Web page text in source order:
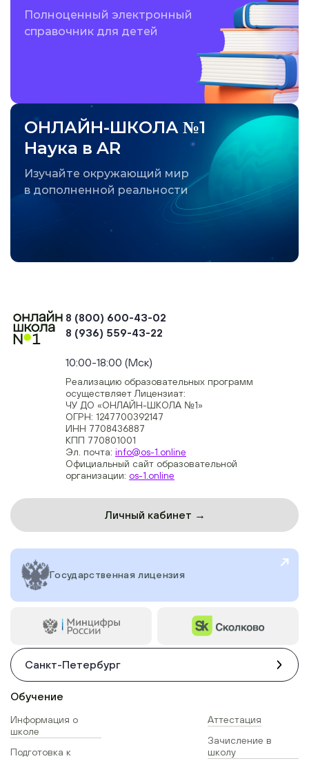
Полноценный электронный
справочник для детей
ОНЛАЙН-ШКОЛА №1
Наука в AR
Изучайте окружающий мир
в дополненной реальности
8 (800) 600-43-02
8 (936) 559-43-22
10:00-18:00 (Мск)
Реализацию образовательных программ
осуществляет Лицензиат:
ЧУ ДО «ОНЛАЙН-ШКОЛА №1»
ОГРН: 1247700392147
ИНН 7708436887
КПП 770801001
Эл. почта: info@os-1.online
Официальный сайт образовательной
организации: os-1.online
Личный кабинет →
Государственная лицензия
Санкт-Петербург
Обучение
Информация о
школе
Подготовка к
Аттестация
Зачисление в
школу